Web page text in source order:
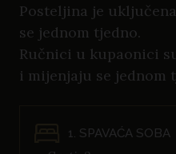
Posteljina je
se jednom tjedno.
Ručnici u kupaonici
i mijenjaju se jednom
1. SPAVAĆA SOBA